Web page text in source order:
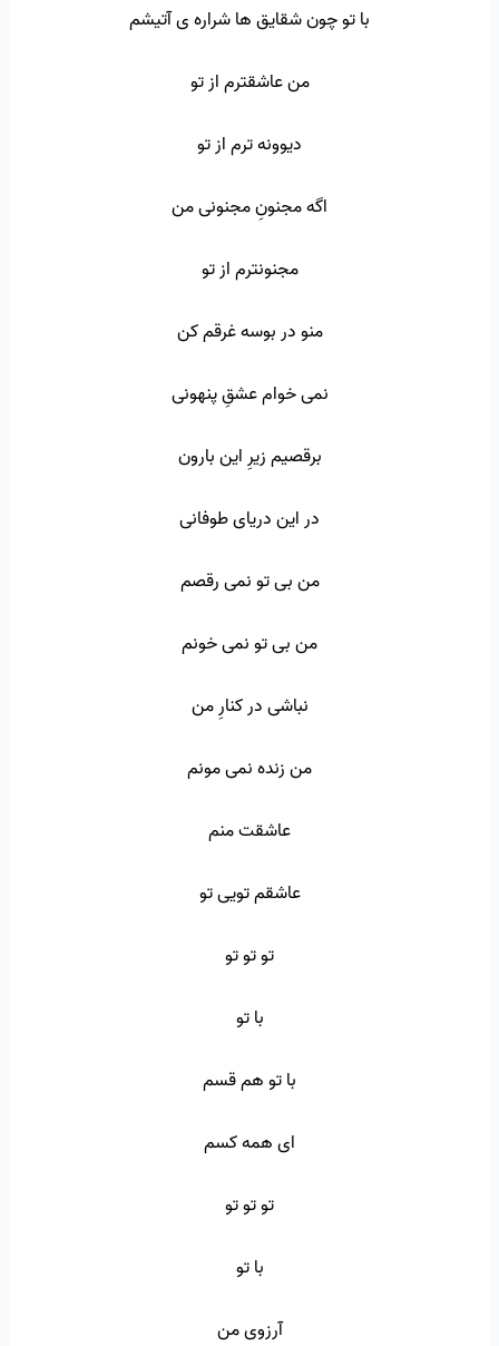
با تو چون شقایق ها شراره ی آتیشم
من عاشقترم از تو
دیوونه ترم از تو
اگه مجنونِ مجنونی من
مجنونترم از تو
منو در بوسه غرقم کن
نمی خوام عشقِ پنهونی
برقصیم زیرِ این بارون
در این دریای طوفانی
من بی تو نمی رقصم
من بی تو نمی خونم
نباشی در کنارِ من
من زنده نمی مونم
عاشقت منم
عاشقم تویی تو
تو تو تو
با تو
با تو هم قسم
ای همه کسم
تو تو تو
با تو
آرزوی من